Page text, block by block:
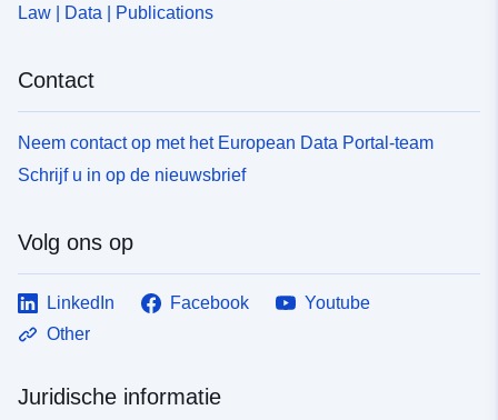
Law | Data | Publications
Contact
Neem contact op met het European Data Portal-team
Schrijf u in op de nieuwsbrief
Volg ons op
LinkedIn Facebook
Youtube
Other
Juridische informatie